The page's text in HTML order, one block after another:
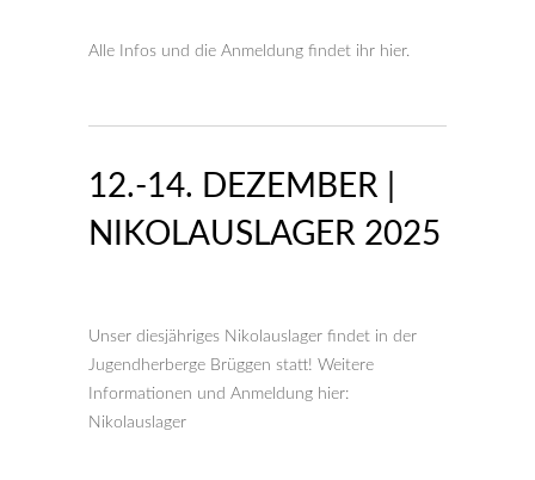
Alle Infos und die Anmeldung findet ihr hier.
12.-14. DEZEMBER |
NIKOLAUSLAGER 2025
Unser diesjähriges Nikolauslager findet in der
Jugendherberge Brüggen statt! Weitere
Informationen und Anmeldung hier:
Nikolauslager